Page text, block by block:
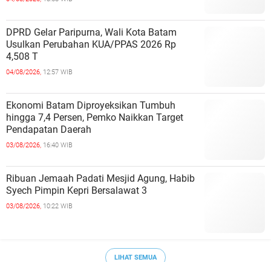
DPRD Gelar Paripurna, Wali Kota Batam
Usulkan Perubahan KUA/PPAS 2026 Rp
4,508 T
04/08/2026, 12:57 WIB
Ekonomi Batam Diproyeksikan Tumbuh
hingga 7,4 Persen, Pemko Naikkan Target
Pendapatan Daerah
03/08/2026, 16:40 WIB
Ribuan Jemaah Padati Mesjid Agung, Habib
Syech Pimpin Kepri Bersalawat 3
03/08/2026, 10:22 WIB
LIHAT SEMUA